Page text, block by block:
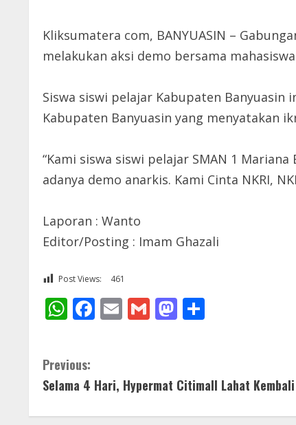
Kliksumatera com, BANYUASIN –
melakukan aksi demo bersama
Siswa siswi pelajar Kabupaten Banyuasin
Kabupaten Banyuasin yang menyatakan
“Kami siswa siswi pelajar SMAN 1
adanya demo anarkis. Kami Cinta NKRI,
Laporan : Wanto
Editor/Posting : Imam Ghazali
Post Views: 461
WhatsApp
Facebook
EmailGmailMastodon
C
o
Previous:
Selama 4 Hari, Hypermat Citimall Lahat